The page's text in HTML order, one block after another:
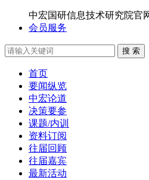
中宏国研信息技术研究院官
会员服务
搜 索
首页
要闻纵览
中宏论道
决策要参
课题/内训
资料订阅
往届回顾
往届嘉宾
最新活动